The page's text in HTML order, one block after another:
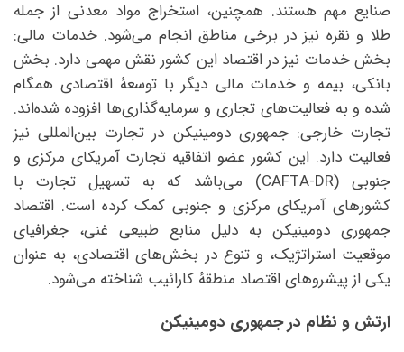
صنایع مهم هستند. همچنین، استخراج مواد معدنی از جمله
طلا و نقره نیز در برخی مناطق انجام می‌شود. خدمات مالی:
بخش خدمات نیز در اقتصاد این کشور نقش مهمی دارد. بخش
بانکی، بیمه و خدمات مالی دیگر با توسعهٔ اقتصادی همگام
شده و به فعالیت‌های تجاری و سرمایه‌گذاری‌ها افزوده شده‌اند.
تجارت خارجی: جمهوری دومینیکن در تجارت بین‌المللی نیز
فعالیت دارد. این کشور عضو اتفاقیه تجارت آمریکای مرکزی و
جنوبی (CAFTA-DR) می‌باشد که به تسهیل تجارت با
کشورهای آمریکای مرکزی و جنوبی کمک کرده است. اقتصاد
جمهوری دومینیکن به دلیل منابع طبیعی غنی، جغرافیای
موقعیت استراتژیک، و تنوع در بخش‌های اقتصادی، به عنوان
یکی از پیشروهای اقتصاد منطقهٔ کارائیب شناخته می‌شود.
ارتش و نظام در جمهوری دومینیکن